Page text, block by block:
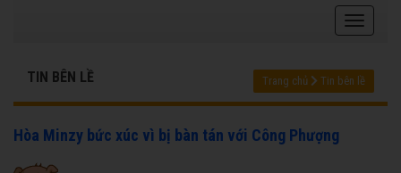
TIN BÊN LỀ Trang chủ Tin bên lề
Hòa Minzy bức xúc vì bị bàn tán với Công Phượng